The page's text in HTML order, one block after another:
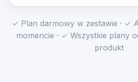
✓ Plan darmowy w zestawie · ✓
momencie · ✓ Wszystkie plany
produkt